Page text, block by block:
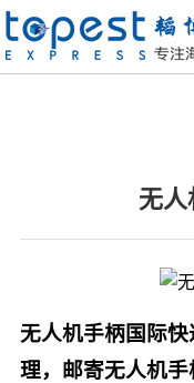
无人
无人机手柄国际
理，邮寄无人机